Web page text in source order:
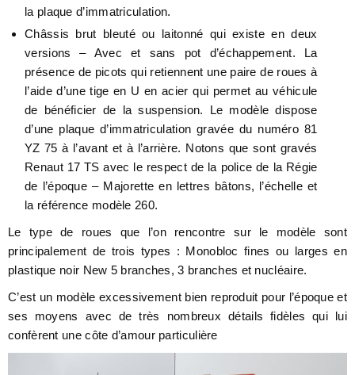
la plaque d’immatriculation.
Châssis brut bleuté ou laitonné qui existe en deux
versions – Avec et sans pot d’échappement. La
présence de picots qui retiennent une paire de roues à
l’aide d’une tige en U en acier qui permet au véhicule
de bénéficier de la suspension. Le modèle dispose
d’une plaque d’immatriculation gravée du numéro 81
YZ 75 à l’avant et à l’arrière. Notons que sont gravés
Renaut 17 TS avec le respect de la police de la Régie
de l’époque – Majorette en lettres bâtons, l’échelle et
la référence modèle 260.
Le type de roues que l’on rencontre sur le modèle sont
principalement de trois types : Monobloc fines ou larges en
plastique noir New 5 branches, 3 branches et nucléaire.
C’est un modèle excessivement bien reproduit pour l’époque et
ses moyens avec de très nombreux détails fidèles qui lui
confèrent une côte d’amour particulière